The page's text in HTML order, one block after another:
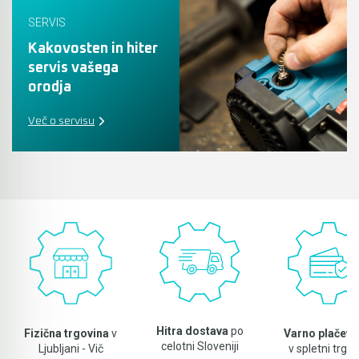
SERVIS
Kakovosten in hiter
servis vašega
orodja
Več o servisu
Fizična trgovina v
Ljubljani - Vič
Hitra dostava po
celotni Sloveniji
Varno
v spletni
Akumulatorski vezalci in rezalniki armature &
navojnih palic
Akumulatorska mikrovalovna pečica
Akumulatorski čistilniki